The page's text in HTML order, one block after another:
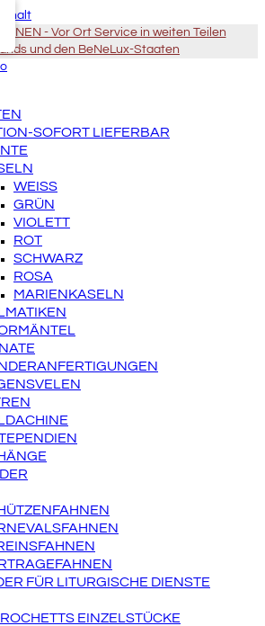
IHNEN - Vor Ort Service in weiten Teilen
und den BeNeLux-Staaten
SOFORT LIEFERBAR
WEISS
GRÜN
VIOLETT
ROT
SCHWARZ
ROSA
MARIENKASELN
FÜR LITURGISCHE DIENSTE
EINZELSTÜCKE